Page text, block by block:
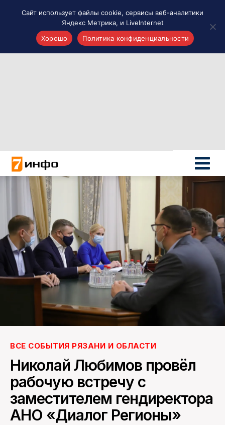
Новости России
Политика
Новости мира
Все материалы 7инфо
О НАС
ПОИСК ПО САЙТУ
ВСЕ СОБЫТИЯ РЯЗАНИ И ОБЛАСТИ
Николай Любимов провёл
рабочую встречу с
заместителем гендиректора
АНО «Диалог Регионы»
Сайт использует файлы cookie, сервисы веб-аналитики
Яндекс Метрика, и LiveInternet
Хорошо
Политика конфиденциальности